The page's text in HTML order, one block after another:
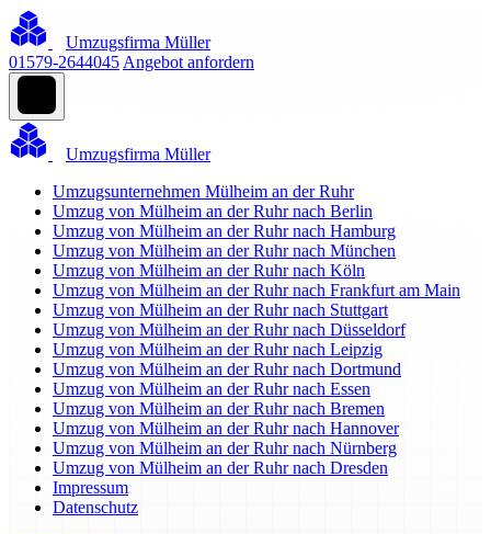
Umzugsfirma Müller
01579-2644045 Angebot anfordern
Umzugsfirma Müller
Umzugsunternehmen Mülheim an der Ruhr
Umzug von Mülheim an der Ruhr nach Berlin
Umzug von Mülheim an der Ruhr nach Hamburg
Umzug von Mülheim an der Ruhr nach München
Umzug von Mülheim an der Ruhr nach Köln
Umzug von Mülheim an der Ruhr nach Frankfurt am Main
Umzug von Mülheim an der Ruhr nach Stuttgart
Umzug von Mülheim an der Ruhr nach Düsseldorf
Umzug von Mülheim an der Ruhr nach Leipzig
Umzug von Mülheim an der Ruhr nach Dortmund
Umzug von Mülheim an der Ruhr nach Essen
Umzug von Mülheim an der Ruhr nach Bremen
Umzug von Mülheim an der Ruhr nach Hannover
Umzug von Mülheim an der Ruhr nach Nürnberg
Umzug von Mülheim an der Ruhr nach Dresden
Impressum
Datenschutz